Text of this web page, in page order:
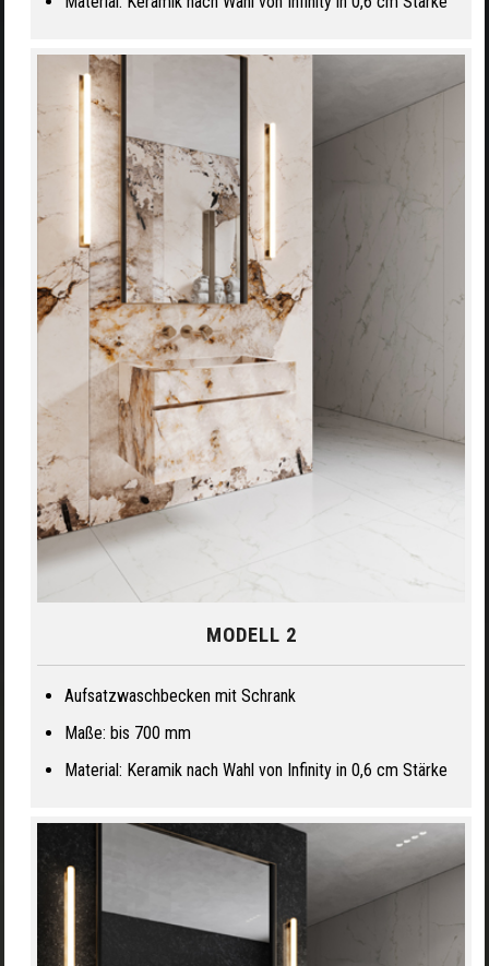
MODELL 2
Aufsatzwaschbecken mit Schrank
Maße: bis 700 mm
Material: Keramik nach Wahl von Infinity in 0,6 cm Stärke